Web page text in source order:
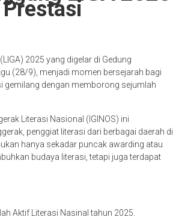
Prestasi
2025 yang digelar di Gedung
(28/9), menjadi momen bersejarah bagi
gemilang dengan memborong sejumlah
Literasi Nasional (IGINOS) ini
penggiat literasi dari berbagai daerah di
hanya sekadar puncak awarding atau
budaya literasi, tetapi juga terdapat
Aktif Literasi Nasinal tahun 2025.